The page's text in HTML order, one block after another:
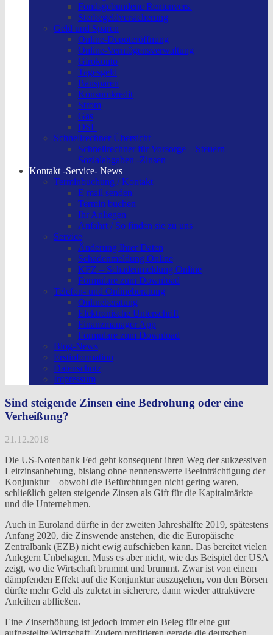
Fondsgebundene Rentenvers.
Sterbegeldversicherung
Geld und Sparen
Online-Depoteröffnung
Online-Vermögensverwaltung
Girokonto
Tagesgeld
Bausparen
Konsumkredit
Strom
Gas
DSL
Schnellrechner Übersicht
Schnellrechner für Vorsorge – Steuern –
Sozialabgaben -Zinsen
Kontakt -Service- News
Terminbuchung / Kontakt
E mail senden
Termin buchen
Ihr Anliegen
Anfahrt / So finden sie zu uns
Service
Änderung Ihrer Daten
Schadenmeldung Online
KFZ – Schadenmeldung Online
Formulare zum Download
Telefon- und Onlineberatung
Onlineberatung
Elektronische Unterschrift
Finanzmanager App
Formulare zum Download
Blog-News
Erstinformation
Datenschutz
Impressum
Sind steigende Zinsen eine Bedrohung oder eine
Verheißung?
21.12.2018
Die US-Notenbank Fed geht konsequent ihren Weg der sukzessiven
Leitzinsanhebung, bislang ohne nennenswerte Beeinträchtigung der
Konjunktur – obwohl die Befürchtungen nicht gering waren,
schließlich gelten steigende Zinsen als Gift für die Kapitalmärkte
und die Unternehmen.
Auch in Euroland dürfte in der zweiten Jahreshälfte 2019, spätestens
Anfang 2020, die Zinswende anstehen, die die Europäische
Zentralbank (EZB) nicht ewig aufschieben kann. Das bereitet vielen
Anlegern Unbehagen. Muss es aber nicht, wie das Beispiel der USA
zeigt, wo die Wirtschaft brummt und brummt. Zwar ist von einem
dämpfenden Effekt auf die Konjunktur auszugehen, von den Börsen
dürfte mehr Geld als zuletzt in sicherere, dann wieder attraktivere
Anleihen abfließen.
Eine Zinserhöhung ist jedoch immer ein Beleg für eine gut